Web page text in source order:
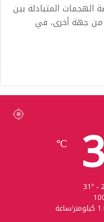
الهجمات المتبادلة بين
من جهة أخرى، في
℃
ساعة